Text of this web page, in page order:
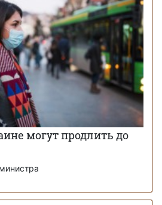
могут продлить до